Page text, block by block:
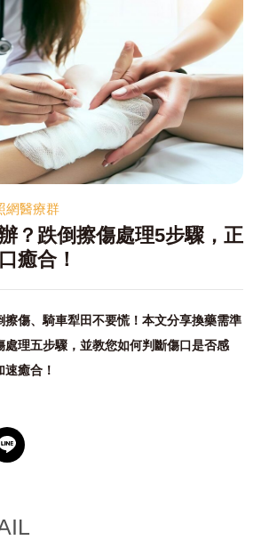
網醫療群
？跌倒擦傷處理5步驟，正
癒合！
擦傷、騎車犁田不要慌！本文分享換藥需準
處理五步驟，並教您如何判斷傷口是否感
癒合！